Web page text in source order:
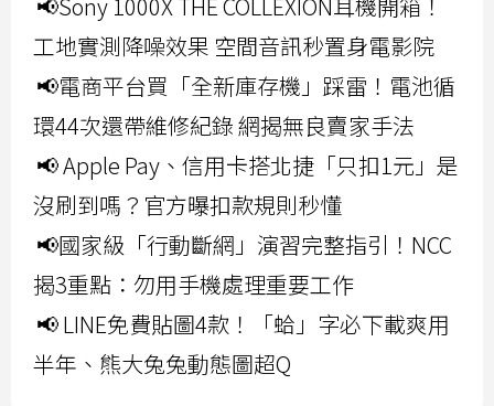
工地實測降噪效果 空間音訊秒置身電影院
📢電商平台買「全新庫存機」踩雷！電池循
環44次還帶維修紀錄 網揭無良賣家手法
📢 Apple Pay、信用卡搭北捷「只扣1元」是
沒刷到嗎？官方曝扣款規則秒懂
📢國家級「行動斷網」演習完整指引！NCC
揭3重點：勿用手機處理重要工作
📢 LINE免費貼圖4款！「蛤」字必下載爽用
半年、熊大兔兔動態圖超Q